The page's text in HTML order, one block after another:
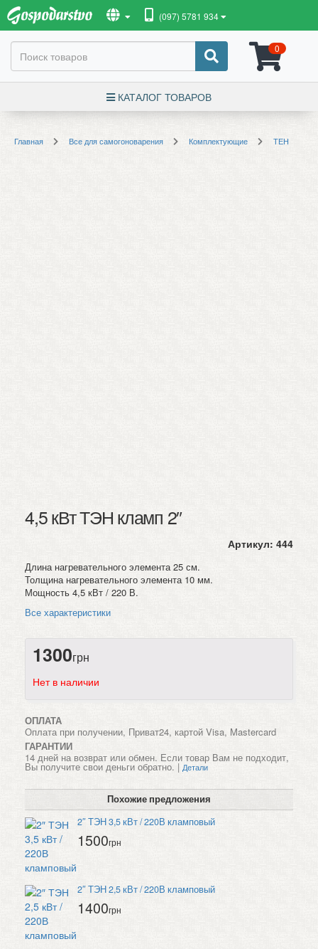
(097) 5781 934
0
КАТАЛОГ ТОВАРОВ
Главная Все для самогоноварения Комплектующие ТЕН
4,5 кВт ТЭН кламп 2″
Артикул: 444
Длина нагревательного элемента 25 см.
Толщина нагревательного элемента 10 мм.
Мощность 4,5 кВт / 220 В.
Все характеристики
1300грн
Нет в наличии
ОПЛАТА
Оплата при получении, Приват24, картой Visa, Mastercard
ГАРАНТИИ
14 дней на возврат или обмен. Если товар Вам не подходит,
Вы получите свои деньги обратно. | Детали
Похожие предложения
2″ ТЭН 3,5 кВт / 220В кламповый
1500грн
2″ ТЭН 2,5 кВт / 220В кламповый
1400грн